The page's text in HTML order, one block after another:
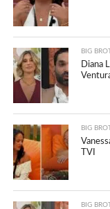
BIG
Diana
BIG
TVI
BIG